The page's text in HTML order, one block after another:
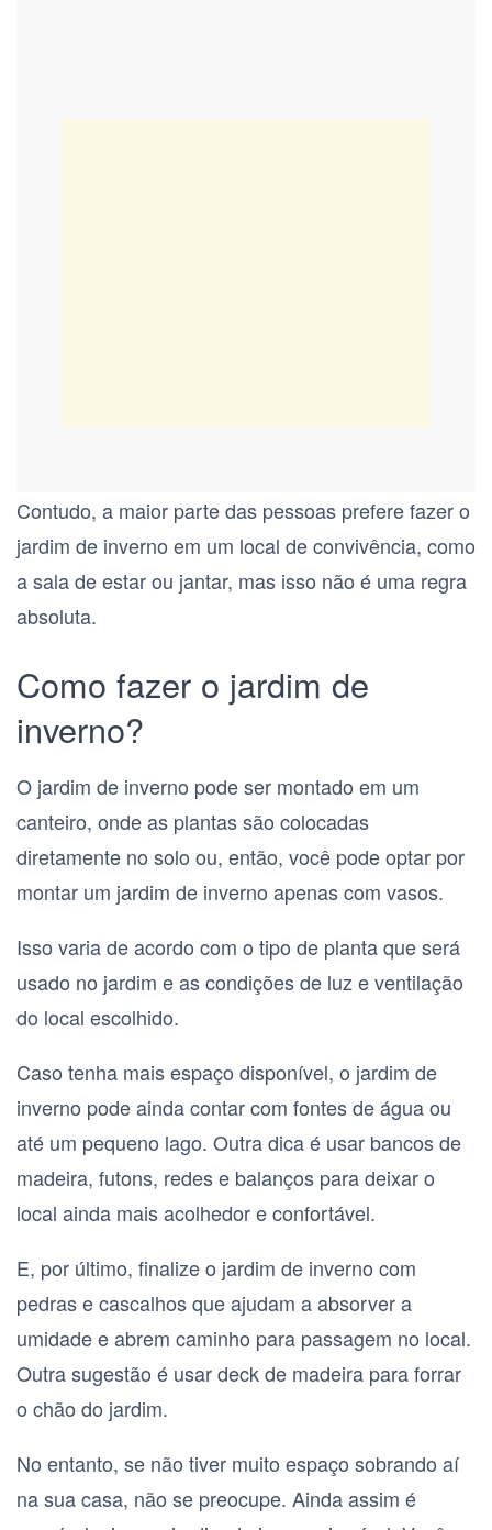
Contudo, a maior parte das pessoas prefere fazer o
jardim de inverno em um local de convivência, como
a sala de estar ou jantar, mas isso não é uma regra
absoluta.
Como fazer o jardim de
inverno?
O jardim de inverno pode ser montado em um
canteiro, onde as plantas são colocadas
diretamente no solo ou, então, você pode optar por
montar um jardim de inverno apenas com vasos.
Isso varia de acordo com o tipo de planta que será
usado no jardim e as condições de luz e ventilação
do local escolhido.
Caso tenha mais espaço disponível, o jardim de
inverno pode ainda contar com fontes de água ou
até um pequeno lago. Outra dica é usar bancos de
madeira, futons, redes e balanços para deixar o
local ainda mais acolhedor e confortável.
E, por último, finalize o jardim de inverno com
pedras e cascalhos que ajudam a absorver a
umidade e abrem caminho para passagem no local.
Outra sugestão é usar deck de madeira para forrar
o chão do jardim.
No entanto, se não tiver muito espaço sobrando aí
na sua casa, não se preocupe. Ainda assim é